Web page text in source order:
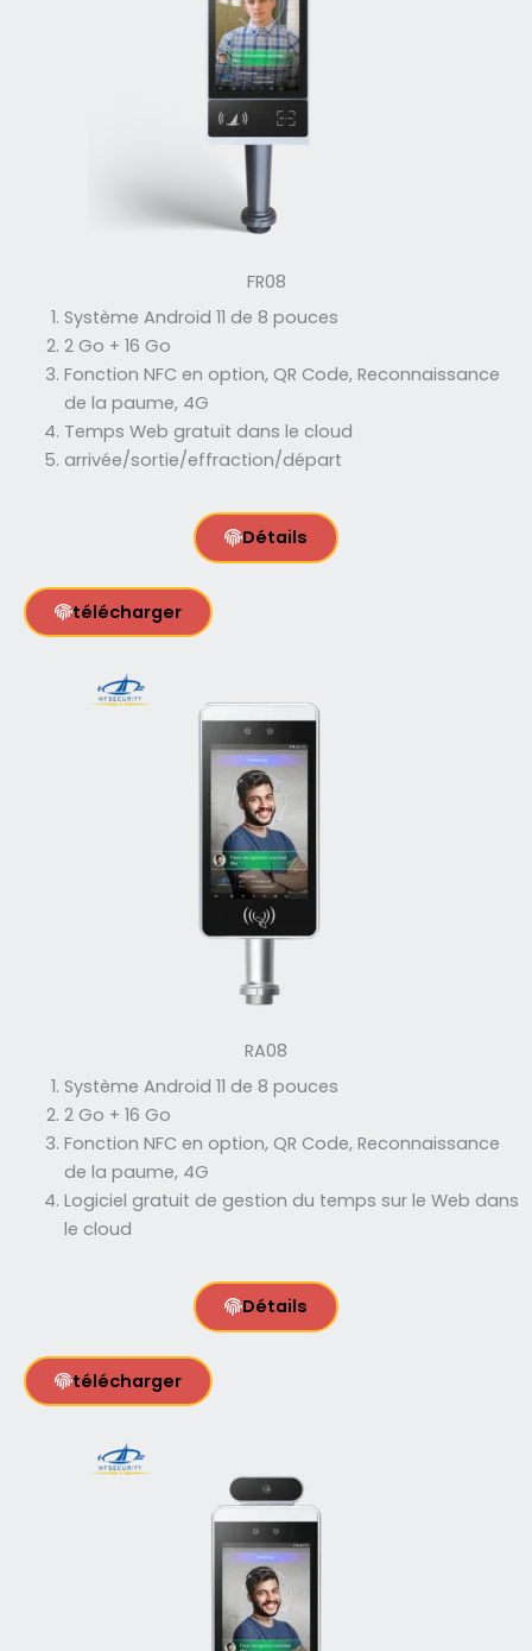
FR08
Système Android 11 de 8 pouces
2 Go + 16 Go
Fonction NFC en option, QR Code, Reconnaissance
de la paume, 4G
Temps Web gratuit dans le cloud
arrivée/sortie/effraction/départ
Détails
télécharger
RA08
Système Android 11 de 8 pouces
2 Go + 16 Go
Fonction NFC en option, QR Code, Reconnaissance
de la paume, 4G
Logiciel gratuit de gestion du temps sur le Web dans
le cloud
Détails
télécharger